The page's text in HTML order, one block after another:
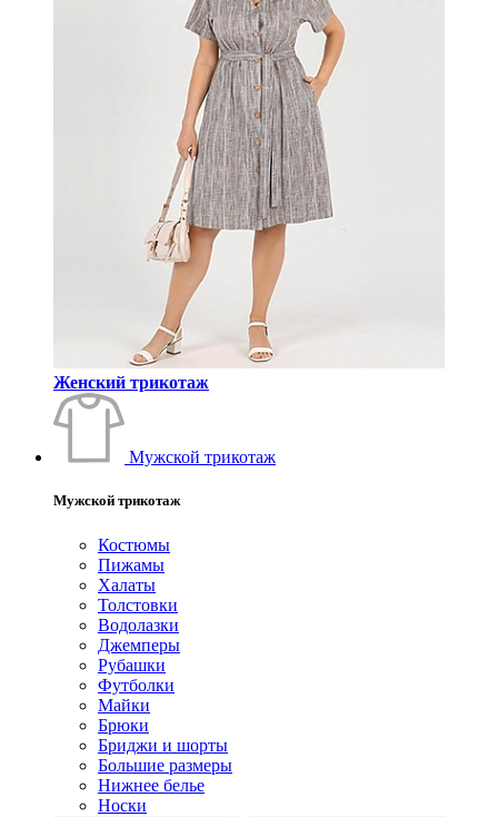
Женский трикотаж
Мужской трикотаж
Мужской трикотаж
Костюмы
Пижамы
Халаты
Толстовки
Водолазки
Джемперы
Рубашки
Футболки
Майки
Брюки
Бриджи и шорты
Большие размеры
Нижнее белье
Носки